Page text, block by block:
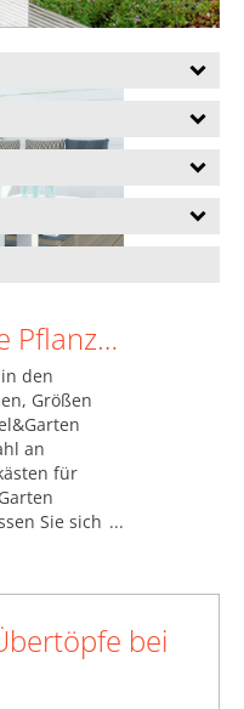
Setzen Sie Ihre Pflanzen in Szene
den
Größen
an
für
Sie sich
bei